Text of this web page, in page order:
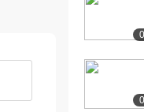
[8] 5.1.3
盛与社会...
[9] 5.1.3 大
盛与社会...
1456播放